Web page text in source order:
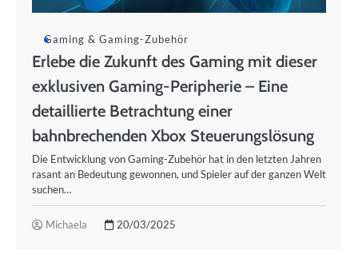
Gaming & Gaming-Zubehör
Erlebe die Zukunft des Gaming mit dieser
exklusiven Gaming-Peripherie – Eine
detaillierte Betrachtung einer
bahnbrechenden Xbox Steuerungslösung
Die Entwicklung von Gaming-Zubehör hat in den letzten Jahren
rasant an Bedeutung gewonnen, und Spieler auf der ganzen Welt
suchen…
Michaela 20/03/2025